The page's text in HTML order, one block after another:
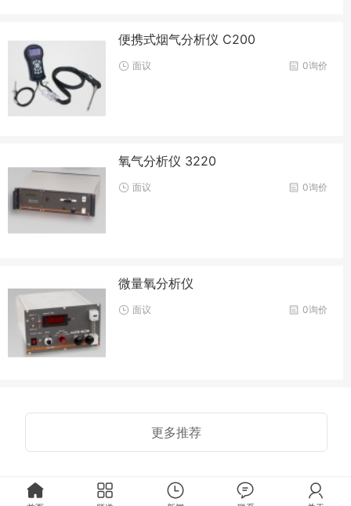
便携式烟气分析仪 C200
0询价
面议
氧气分析仪 3220
0询价
面议
微量氧分析仪
0询价
面议
更多推荐